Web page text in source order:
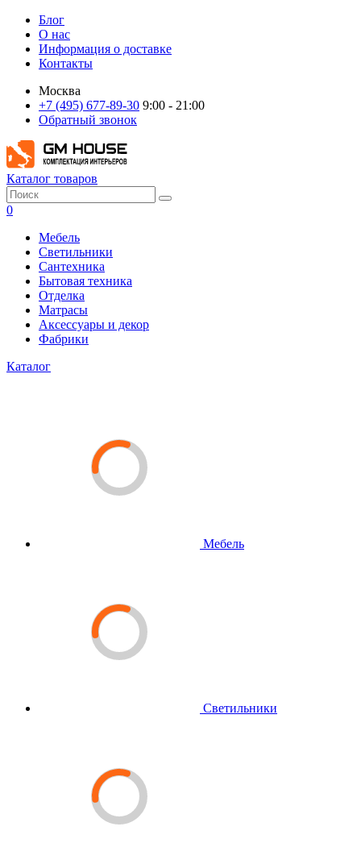
Блог
О нас
Информация о доставке
Контакты
Москва
+7 (495) 677-89-30 9:00 - 21:00
Обратный звонок
Каталог товаров
0
Мебель
Светильники
Сантехника
Бытовая техника
Отделка
Матрасы
Аксессуары и декор
Фабрики
Каталог
Мебель
Светильники